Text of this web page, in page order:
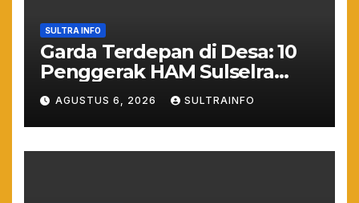
SULTRA INFO
Garda Terdepan di Desa: 10
Penggerak HAM Sulselra
Resmi Bertugas Mengawal
Asta Cita Prabowo
AGUSTUS 6, 2026 SULTRAINFO